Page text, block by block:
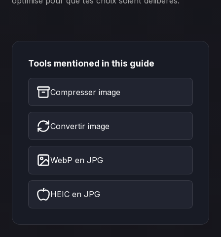
Tools mentioned in this guide
Compresser image
Convertir image
WebP en JPG
HEIC en JPG